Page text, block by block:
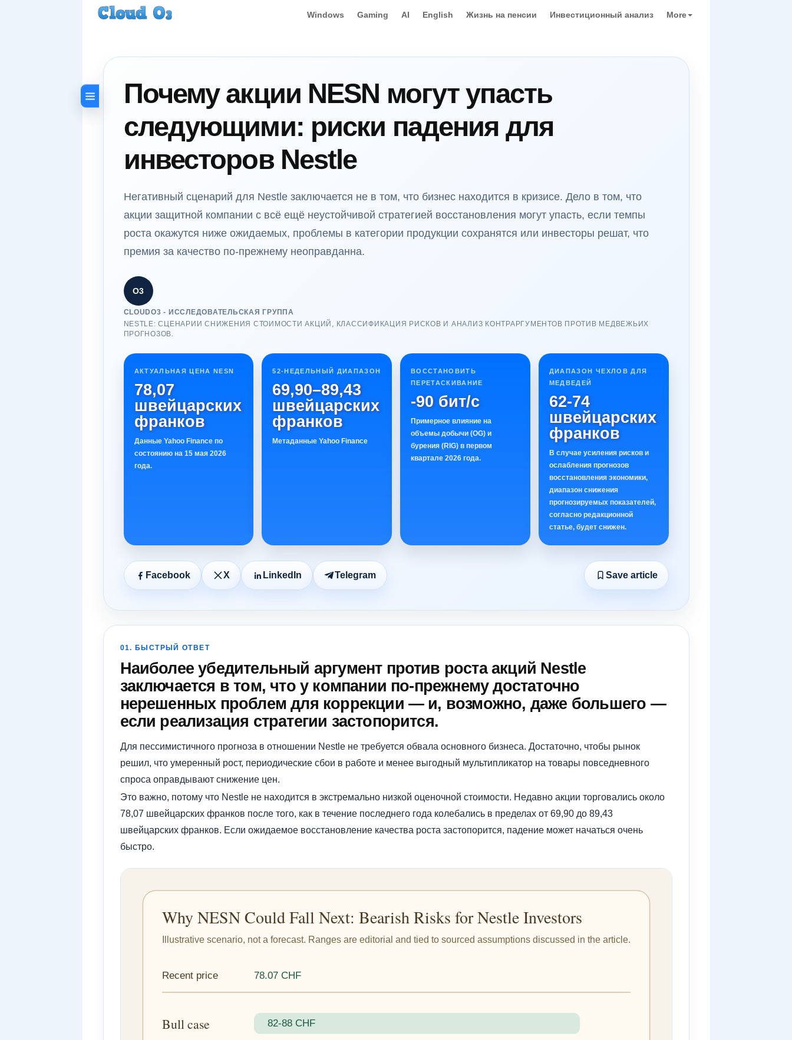
Windows Gaming AI English Жизнь на пенсии Инвестиционный анализ More
Почему акции NESN могут упасть
следующими: риски падения для
инвесторов Nestle
Негативный сценарий для Nestle заключается не в том, что бизнес находится в кризисе. Дело в том, что
акции защитной компании с всё ещё неустойчивой стратегией восстановления могут упасть, если темпы
роста окажутся ниже ожидаемых, проблемы в категории продукции сохранятся или инвесторы решат, что
премия за качество по-прежнему неоправданна.
О3
CLOUDO3 - ИССЛЕДОВАТЕЛЬСКАЯ ГРУППА
NESTLE: СЦЕНАРИИ СНИЖЕНИЯ СТОИМОСТИ АКЦИЙ, КЛАССИФИКАЦИЯ РИСКОВ И АНАЛИЗ КОНТРАРГУМЕНТОВ ПРОТИВ МЕДВЕЖЬИХ
ПРОГНОЗОВ.
АКТУАЛЬНАЯ ЦЕНА NESN
78,07
швейцарских
франков
Данные Yahoo Finance по
состоянию на 15 мая 2026
года.
52-НЕДЕЛЬНЫЙ ДИАПАЗОН
69,90–89,43
швейцарских
франков
Метаданные Yahoo Finance
ВОССТАНОВИТЬ
ПЕРЕТАСКИВАНИЕ
-90 бит/с
Примерное влияние на
объемы добычи (OG) и
бурения (RIG) в первом
квартале 2026 года.
ДИАПАЗОН ЧЕХЛОВ ДЛЯ
МЕДВЕДЕЙ
62-74
швейцарских
франков
В случае усиления рисков и
ослабления прогнозов
восстановления экономики,
диапазон снижения
прогнозируемых показателей,
согласно редакционной
статье, будет снижен.
Facebook X LinkedIn Telegram Save article
01. БЫСТРЫЙ ОТВЕТ
Наиболее убедительный аргумент против роста акций Nestle
заключается в том, что у компании по-прежнему достаточно
нерешенных проблем для коррекции — и, возможно, даже большего —
если реализация стратегии застопорится.
Для пессимистичного прогноза в отношении Nestle не требуется обвала основного бизнеса. Достаточно, чтобы рынок
решил, что умеренный рост, периодические сбои в работе и менее выгодный мультипликатор на товары повседневного
спроса оправдывают снижение цен.
Это важно, потому что Nestle не находится в экстремально низкой оценочной стоимости. Недавно акции торговались около
78,07 швейцарских франков после того, как в течение последнего года колебались в пределах от 69,90 до 89,43
швейцарских франков. Если ожидаемое восстановление качества роста застопорится, падение может начаться очень
быстро.